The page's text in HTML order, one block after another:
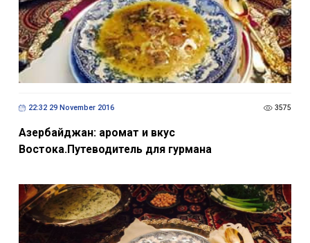
22:32 29 November 2016 3575
Азербайджан: аромат и вкус
Востока.Путеводитель для гурмана